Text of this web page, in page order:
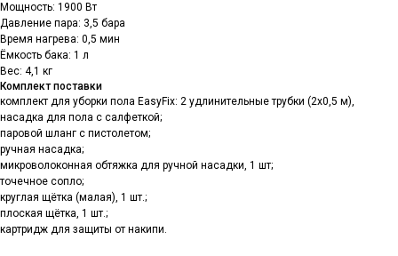
Мощность: 1900 Вт
Давление пара: 3,5 бара
Время нагрева: 0,5 мин
Ёмкость бака: 1 л
Вес: 4,1 кг
Комплект поставки
комплект для уборки пола EasyFix: 2 удлинительные трубки (2x0,5 м),
насадка для пола с салфеткой;
паровой шланг с пистолетом;
ручная насадка;
микроволоконная обтяжка для ручной насадки, 1 шт;
точечное сопло;
круглая щётка (малая), 1 шт.;
плоская щётка, 1 шт.;
картридж для защиты от накипи.